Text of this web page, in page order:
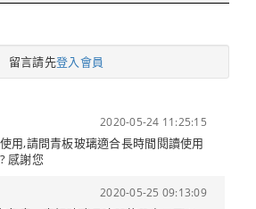
留言請先登入會員
2020-05-24 11:25:15
用,請問青板玻璃適合長時間閱讀使用
感謝您
2020-05-25 09:13:09